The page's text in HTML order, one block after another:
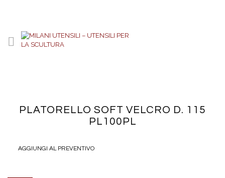
PLATORELLO SOFT VELCRO D. 115
PL100PL
AGGIUNGI AL PREVENTIVO